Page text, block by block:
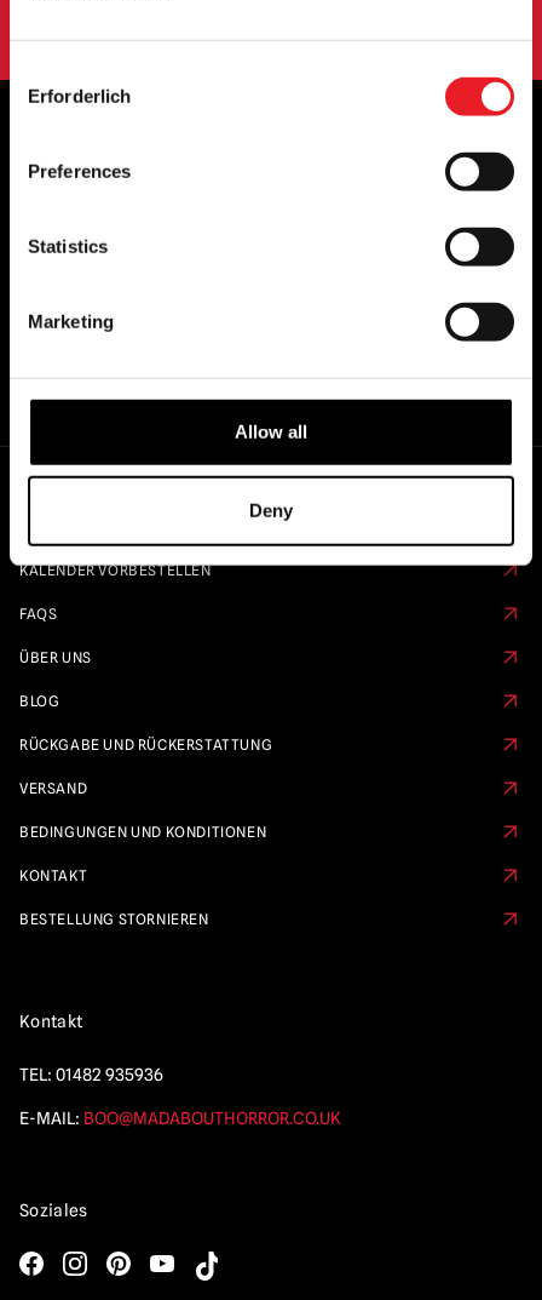
Selection
Erforderlich
Preferences
Statistics
Marketing
Allow all
Deny
OFFIZIELLE UK & EUROPÄISCHE
KALENDER VORBESTELLEN
FAQS
ÜBER UNS
BLOG
RÜCKGABE UND RÜCKERSTATTUNG
VERSAND
BEDINGUNGEN UND KONDITIONEN
KONTAKT
BESTELLUNG STORNIEREN
Kontakt
TEL: 01482 935936
E-MAIL: BOO@MADABOUTHORROR.CO.UK
Soziales